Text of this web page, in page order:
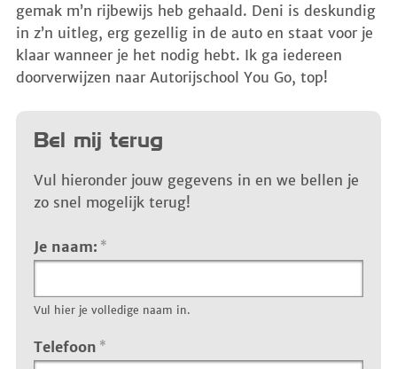
Acties
Vacature
Contact
gemak m’n rijbewijs heb gehaald. Deni is deskundig
in z’n uitleg, erg gezellig in de auto en staat voor je
klaar wanneer je het nodig hebt. Ik ga iedereen
doorverwijzen naar Autorijschool You Go, top!
Bel mij terug
Vul hieronder jouw gegevens in en we bellen je
zo snel mogelijk terug!
Je naam: *
Vul hier je volledige naam in.
Telefoon *